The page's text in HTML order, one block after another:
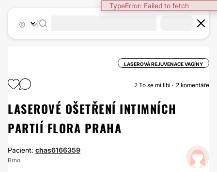
TypeError: Failed to fetch
LASEROVÁ REJUVENACE VAGÍNY
2 To se mi líbí 2 komentáře
LASEROVÉ OŠETŘENÍ INTIMNÍCH
PARTIÍ FLORA PRAHA
Pacient: chas6166359
Brno